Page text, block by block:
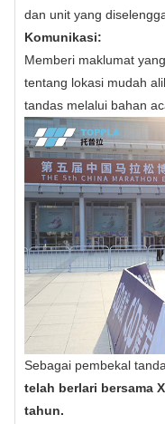
dan unit yang
Komunikasi:
Memberi maklumat
tentang lokasi mudah
tandas melalui bahan
Sebagai pembekal
telah berlari bersama
tahun.